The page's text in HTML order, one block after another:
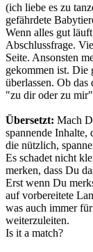
(ich liebe es zu
gefährdete
Wenn alles gut
Abschlussfrage.
Seite. Ansonsten
gekommen ist. Die
überlassen. Ob
"zu dir oder zu
Übersetzt: Mach
spannende Inhalte,
die nützlich,
Es schadet nicht
merken, dass Du
Erst wenn Du
auf vorbereitete
was auch immer
weiterzuleiten.
Is it a match?